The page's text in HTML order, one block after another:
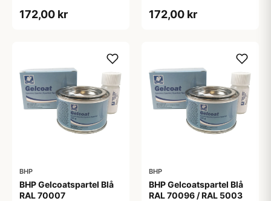
172,00 kr 172,00 kr
BHP
BHP Gelcoatspartel Blå
RAL 70007
BHP
BHP Gelcoatspartel Blå
RAL 70096 / RAL 5003